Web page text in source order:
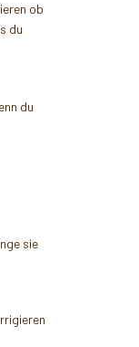
ob
du
du
sie